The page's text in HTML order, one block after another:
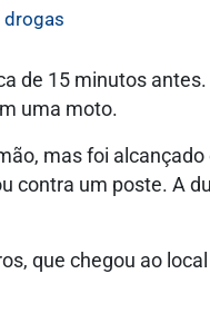
drogas
de 15 minutos
uma moto.
mas foi
contra um poste. A
que chegou ao